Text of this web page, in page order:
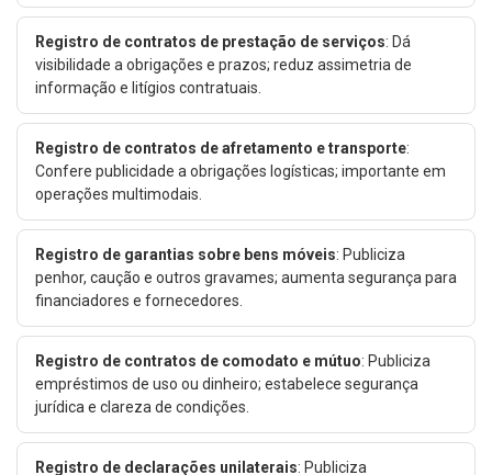
Registro de contratos de prestação de serviços: Dá
visibilidade a obrigações e prazos; reduz assimetria de
informação e litígios contratuais.
Registro de contratos de afretamento e transporte:
Confere publicidade a obrigações logísticas; importante em
operações multimodais.
Registro de garantias sobre bens móveis: Publiciza
penhor, caução e outros gravames; aumenta segurança para
financiadores e fornecedores.
Registro de contratos de comodato e mútuo: Publiciza
empréstimos de uso ou dinheiro; estabelece segurança
jurídica e clareza de condições.
Registro de declarações unilaterais: Publiciza